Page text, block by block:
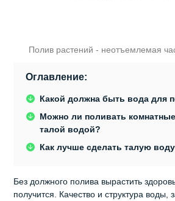
Полив растений - неотъемлемая
Оглавление:
Какой должна быть вода для
Можно ли поливать
талой водой?
Как лучше сделать талую
Без должного полива вырастить
получится. Качество и структура воды,